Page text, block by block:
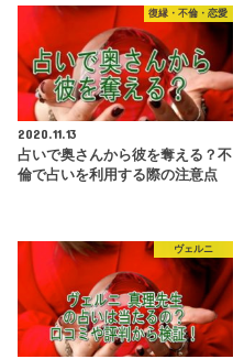
復縁・不倫・恋愛
2020.11.13
占いで奥さんから彼を奪える？不
倫で占いを利用する際の注意点
ヴェルニ